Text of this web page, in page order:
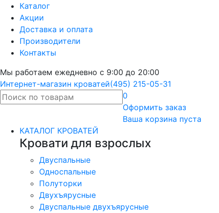
Каталог
Акции
Доставка и оплата
Производители
Контакты
Мы работаем ежедневно с 9:00 до 20:00
Интернет-магазин кроватей(495) 215-05-31
0
Оформить заказ
Ваша корзина пуста
КАТАЛОГ КРОВАТЕЙ
Кровати для взрослых
Двуспальные
Односпальные
Полуторки
Двухъярусные
Двуспальные двухъярусные